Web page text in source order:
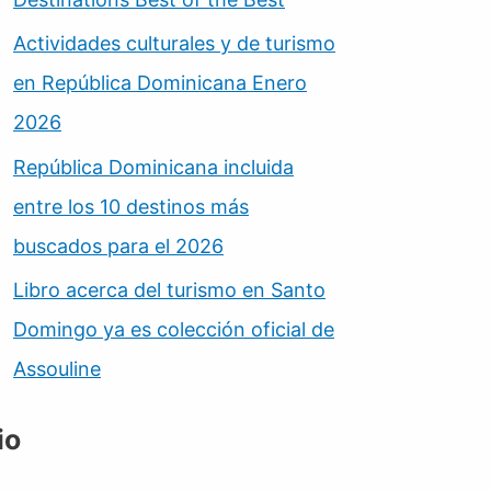
Actividades culturales y de turismo
en República Dominicana Enero
2026
República Dominicana incluida
entre los 10 destinos más
buscados para el 2026
Libro acerca del turismo en Santo
Domingo ya es colección oficial de
Assouline